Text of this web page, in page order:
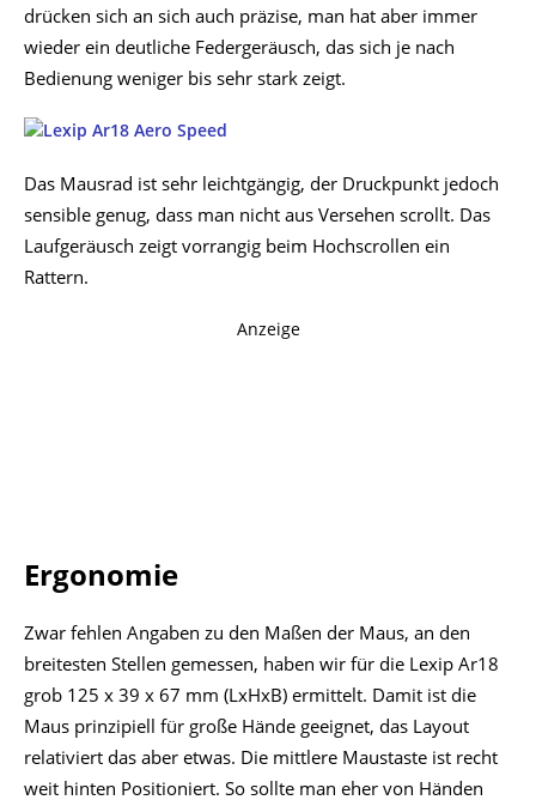
drücken sich an sich auch präzise, man hat aber immer
wieder ein deutliche Federgeräusch, das sich je nach
Bedienung weniger bis sehr stark zeigt.
Das Mausrad ist sehr leichtgängig, der Druckpunkt jedoch
sensible genug, dass man nicht aus Versehen scrollt. Das
Laufgeräusch zeigt vorrangig beim Hochscrollen ein
Rattern.
Anzeige
Ergonomie
Zwar fehlen Angaben zu den Maßen der Maus, an den
breitesten Stellen gemessen, haben wir für die Lexip Ar18
grob 125 x 39 x 67 mm (LxHxB) ermittelt. Damit ist die
Maus prinzipiell für große Hände geeignet, das Layout
relativiert das aber etwas. Die mittlere Maustaste ist recht
weit hinten Positioniert. So sollte man eher von Händen